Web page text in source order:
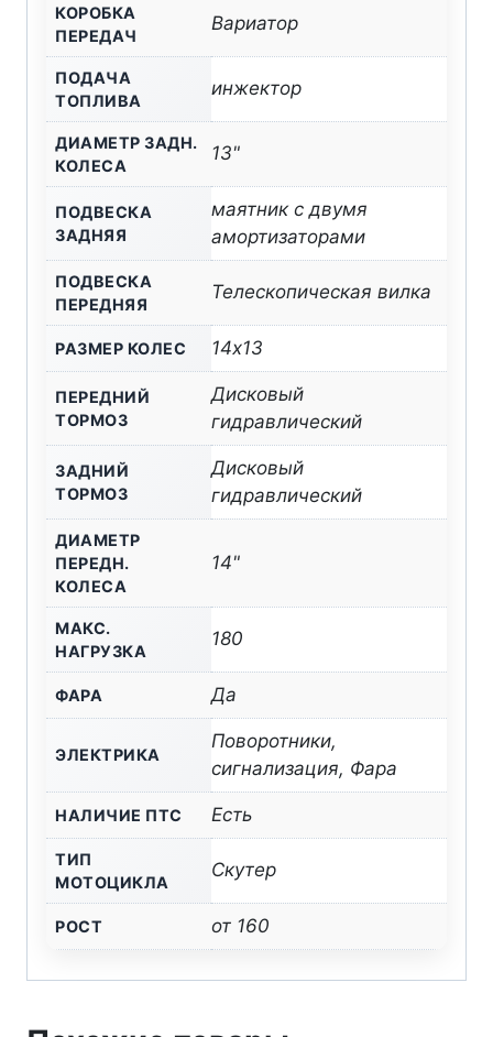
КОРОБКА
ПЕРЕДАЧ
Вариатор
ПОДАЧА
ТОПЛИВА
инжектор
ДИАМЕТР ЗАДН.
КОЛЕСА
13"
ПОДВЕСКА
ЗАДНЯЯ
маятник с двумя
амортизаторами
ПОДВЕСКА
ПЕРЕДНЯЯ
Телескопическая вилка
РАЗМЕР КОЛЕС 14х13
ПЕРЕДНИЙ
ТОРМОЗ
Дисковый
гидравлический
ЗАДНИЙ
ТОРМОЗ
Дисковый
гидравлический
ДИАМЕТР
ПЕРЕДН.
КОЛЕСА
14"
МАКС.
НАГРУЗКА
180
ФАРА Да
ЭЛЕКТРИКА
Поворотники,
сигнализация, Фара
НАЛИЧИЕ ПТС Есть
ТИП
МОТОЦИКЛА
Скутер
РОСТ от 160